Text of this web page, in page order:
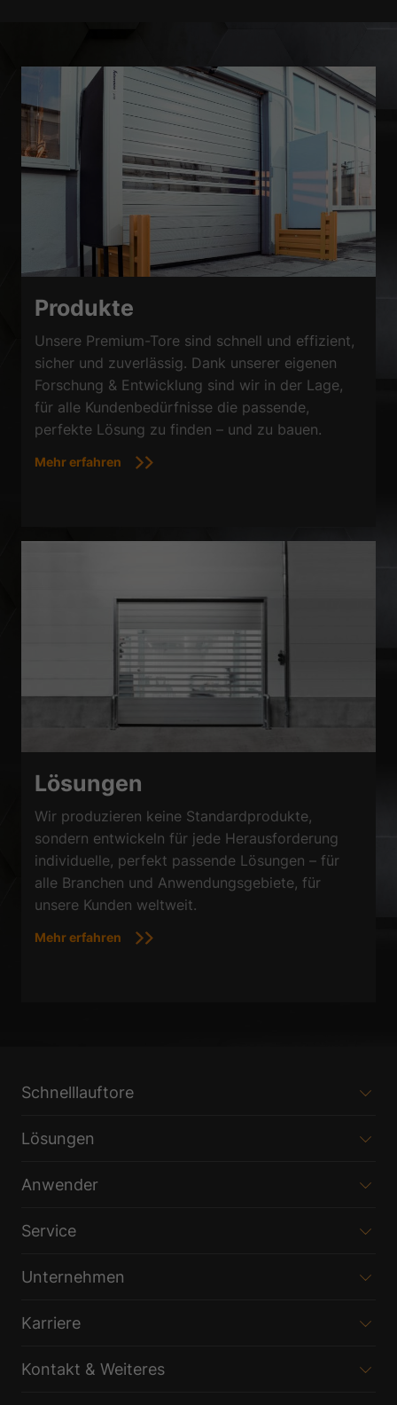
Produkte
Unsere Premium-Tore sind schnell und effizient,
sicher und zuverlässig. Dank unserer eigenen
Forschung & Entwicklung sind wir in der Lage,
für alle Kundenbedürfnisse die passende,
perfekte Lösung zu finden – und zu bauen.
Mehr erfahren
Lösungen
Wir produzieren keine Standardprodukte,
sondern entwickeln für jede Herausforderung
individuelle, perfekt passende Lösungen – für
alle Branchen und Anwendungsgebiete, für
unsere Kunden weltweit.
Mehr erfahren
Schnelllauftore
Lösungen
Anwender
Service
Unternehmen
Karriere
Kontakt & Weiteres